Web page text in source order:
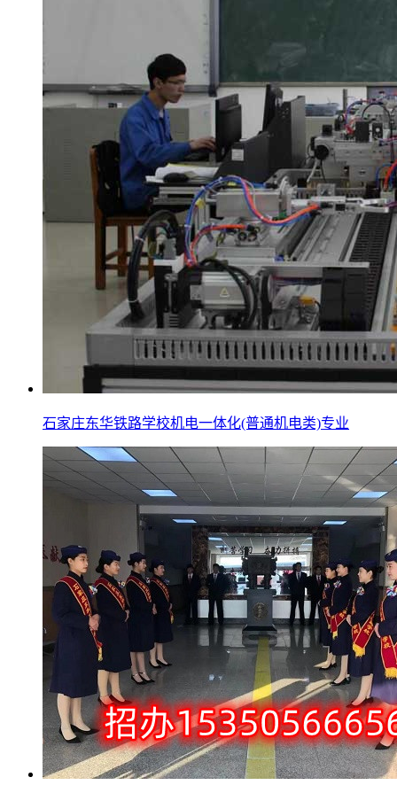
石家庄东华铁路学校机电一体化(普通机电类)专业